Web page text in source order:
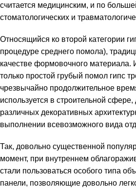
считается медицинским, и по
стоматологических и
Относящийся ко второй категории
процедуре среднего помола),
качестве формовочного
только простой грубый помол гипс
чрезвычайно продолжительное
используется в строительной сфере,
различных декоративных
выполнении всевозможного вида
Так, довольно существенной
момент, при внутреннем
стали пользоваться особого типа
панели, позволяющие довольно